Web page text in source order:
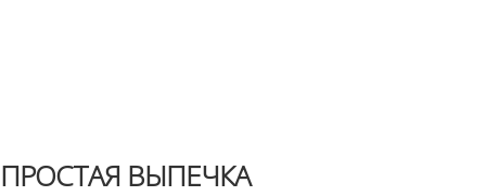
ПРОСТАЯ ВЫПЕЧКА